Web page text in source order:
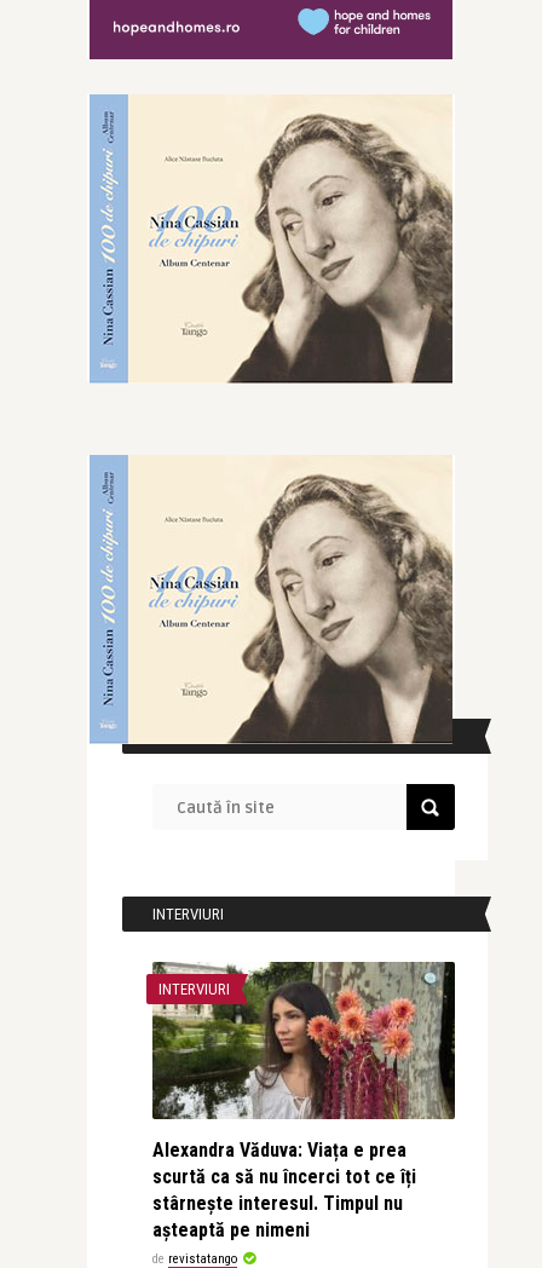
CAUTĂ ÎN SITE
INTERVIURI
INTERVIURI
Alexandra Văduva: Viața e prea
scurtă ca să nu încerci tot ce îți
stârnește interesul. Timpul nu
așteaptă pe nimeni
de revistatango